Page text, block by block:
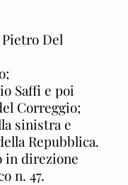
Del
Saffi e poi
Correggio;
sinistra e
Repubblica.
in direzione
n. 47.